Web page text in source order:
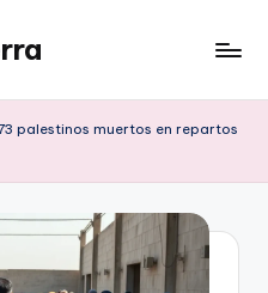
palestinos muertos en repartos